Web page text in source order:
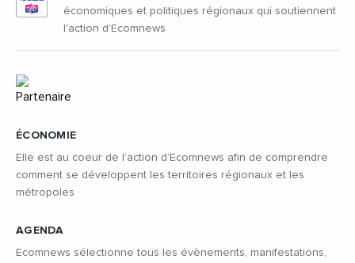
ÉCONOMIE
Elle est au coeur de l’action d’Ecomnews afin de comprendre
comment se développent les territoires régionaux et les
métropoles
AGENDA
Ecomnews sélectionne tous les évènements, manifestations,
économiques et politiques régionaux qui soutiennent
l'action d'Ecomnews